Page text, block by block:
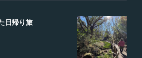
日帰り旅